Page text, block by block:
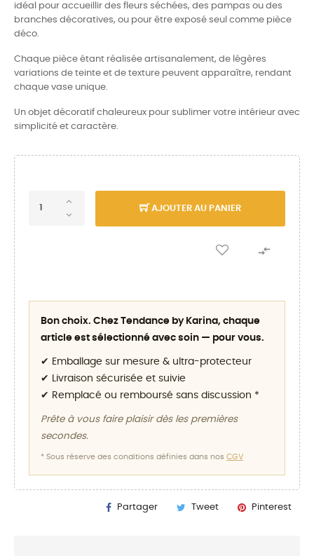
idéal pour accueillir des fleurs séchées, des pampas ou des
branches décoratives, ou pour être exposé seul comme pièce
déco.
Chaque pièce étant réalisée artisanalement, de légères
variations de teinte et de texture peuvent apparaître, rendant
chaque vase unique.
Un objet décoratif chaleureux pour sublimer votre intérieur avec
simplicité et caractère.
AJOUTER AU PANIER

Bon choix. Chez Tendance by Karina, chaque
article est sélectionné avec soin — pour vous.
✔ Emballage sur mesure & ultra-protecteur
✔ Livraison sécurisée et suivie
✔ Remplacé ou remboursé sans discussion *
Prête à vous faire plaisir dès les premières
secondes.
* Sous réserve des conditions définies dans nos CGV
Partager Tweet Pinterest